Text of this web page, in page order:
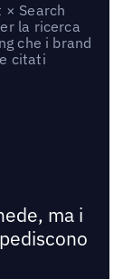
× Search
la ricerca
che i brand
citati
ma i